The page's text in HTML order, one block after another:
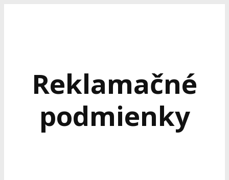
Reklamačné
podmienky